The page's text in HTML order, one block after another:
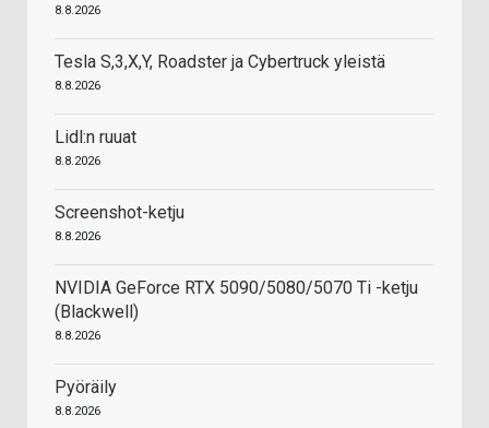
8.8.2026
Tesla S,3,X,Y, Roadster ja Cybertruck yleistä
8.8.2026
Lidl:n ruuat
8.8.2026
Screenshot-ketju
8.8.2026
NVIDIA GeForce RTX 5090/5080/5070 Ti -ketju
(Blackwell)
8.8.2026
Pyöräily
8.8.2026